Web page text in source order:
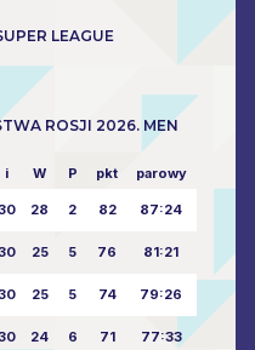
LEAGUE
ROSJI 2026. MEN
i W P pkt parowy
28 2 82 87:24
25 5 76 81:21
25 5 74 79:26
24 6 71 77:33